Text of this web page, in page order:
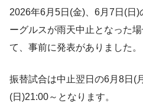
2026年6月5日(金)、6月7日(日
ーグルスが雨天中止となった
て、事前に発表がありました。
振替試合は中止翌日の6月8日(
(日)21:00～となります。